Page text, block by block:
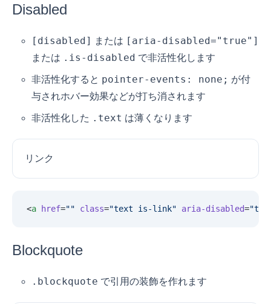
Disabled
[disabled] または [aria-disabled="true"]
または .is-disabled で非活性化します
非活性化すると pointer-events: none; が付
与されホバー効果などが打ち消されます
非活性化した .text は薄くなります
リンク
<a href="" class="text is-link" aria-disabled="
Blockquote
.blockquote で引用の装飾を作れます